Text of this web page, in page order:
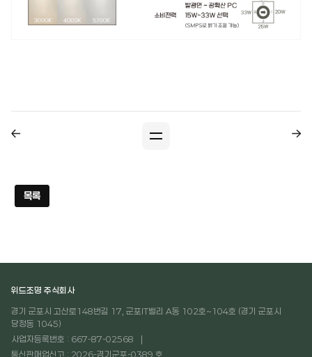
목록
위드조명 주식회사
경기 군포시 고산로148번길 17, 군포IT밸리 A동 102호~104호 (경기 군포시
당정동 1045)
사업자등록번호 : 667-87-02568
통신판매업신고 : 2026-경기군포-0389 호